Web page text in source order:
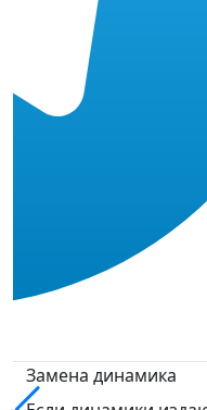
Замена динамика